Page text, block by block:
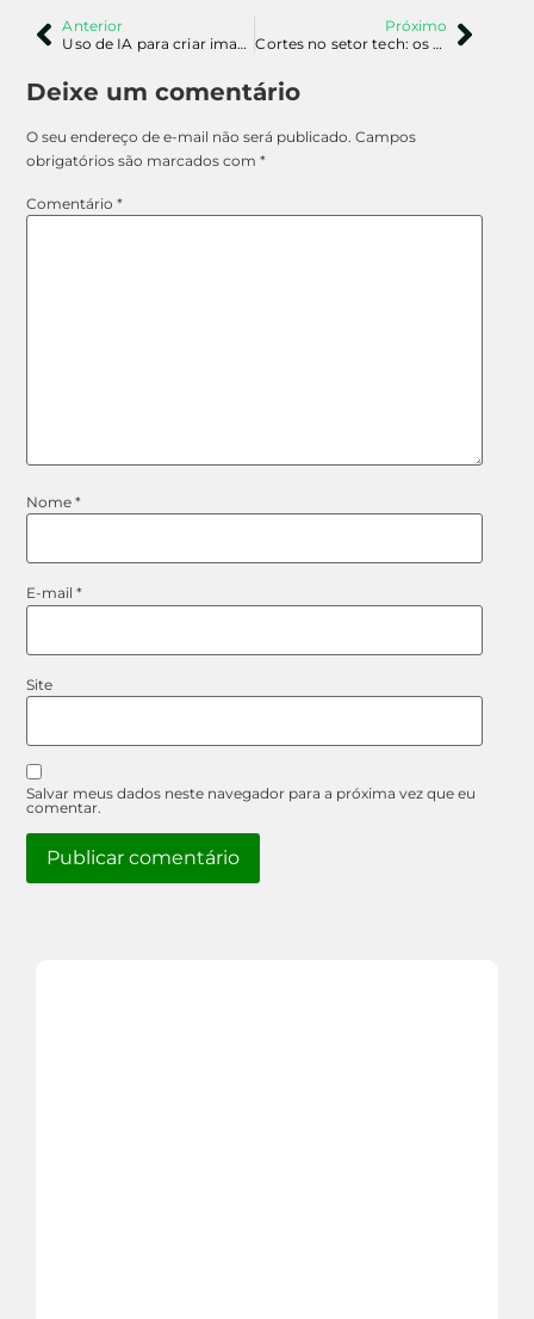
Anterior
Uso de IA para criar imagens ilícitas de crianças expõe novo crime digital
Próximo
Cortes no setor tech: os riscos de segurança após demissões na Meta e Tesla
Deixe um comentário
O seu endereço de e-mail não será publicado. Campos
obrigatórios são marcados com*
Comentário*
Nome*
E-mail*
Site
Salvar meus dados neste navegador para a próxima vez que eu
comentar.